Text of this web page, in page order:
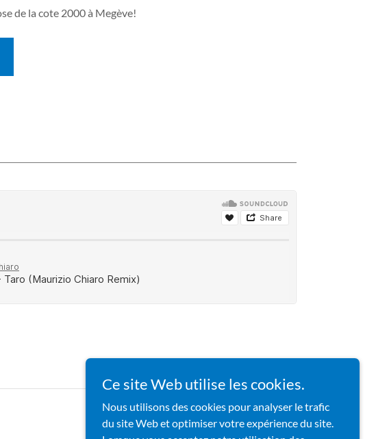
de la cote 2000 à Megève!
Powered by Paintball Expérience
Ce site Web utilise les cookies.
Nous utilisons des cookies pour analyser le trafic
du site Web et optimiser votre expérience du site.